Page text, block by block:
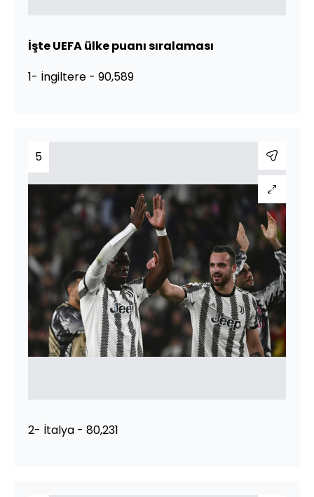
İşte UEFA ülke puanı sıralaması
1- İngiltere - 90,589
5
2- İtalya - 80,231